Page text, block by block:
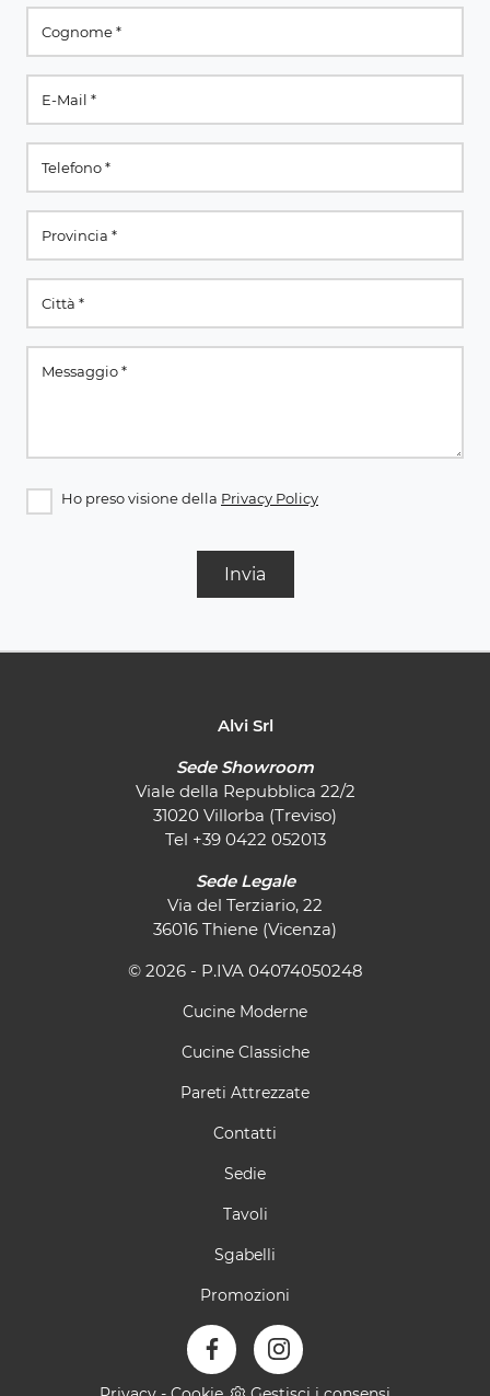
Ho preso visione della Privacy Policy
Invia
Alvi Srl
Sede Showroom
Viale della Repubblica 22/2
31020 Villorba (Treviso)
Tel +39 0422 052013
Sede Legale
Via del Terziario, 22
36016 Thiene (Vicenza)
© 2026 - P.IVA 04074050248
Cucine Moderne
Cucine Classiche
Pareti Attrezzate
Contatti
Sedie
Tavoli
Sgabelli
Promozioni